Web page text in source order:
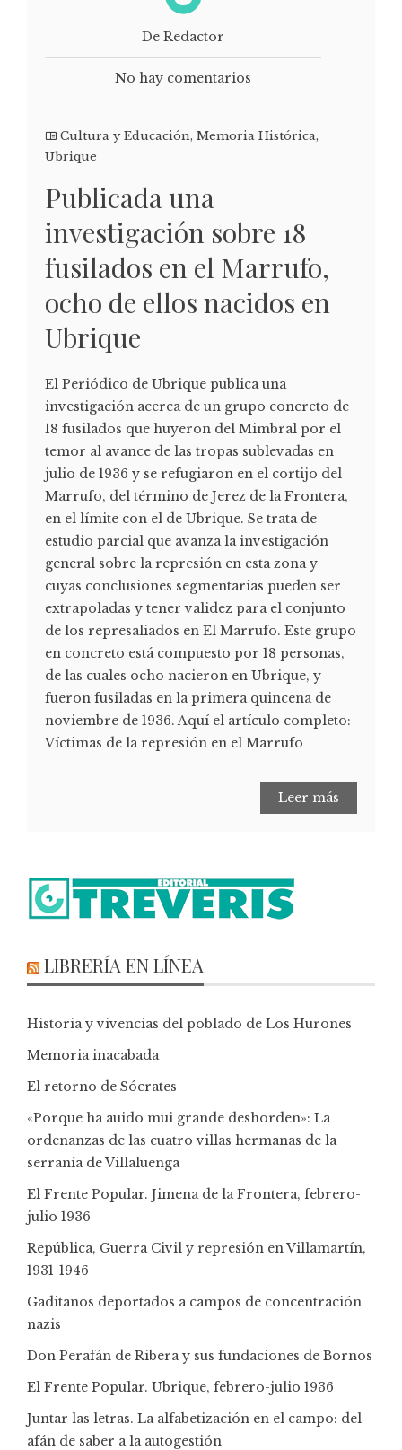
De Redactor
No hay comentarios
Cultura y Educación, Memoria Histórica,
Ubrique
Publicada una
investigación sobre 18
fusilados en el Marrufo,
ocho de ellos nacidos en
Ubrique
El Periódico de Ubrique publica una
investigación acerca de un grupo concreto de
18 fusilados que huyeron del Mimbral por el
temor al avance de las tropas sublevadas en
julio de 1936 y se refugiaron en el cortijo del
Marrufo, del término de Jerez de la Frontera,
en el límite con el de Ubrique. Se trata de
estudio parcial que avanza la investigación
general sobre la represión en esta zona y
cuyas conclusiones segmentarias pueden ser
extrapoladas y tener validez para el conjunto
de los represaliados en El Marrufo. Este grupo
en concreto está compuesto por 18 personas,
de las cuales ocho nacieron en Ubrique, y
fueron fusiladas en la primera quincena de
noviembre de 1936. Aquí el artículo completo:
Víctimas de la represión en el Marrufo
Leer más
LIBRERÍA EN LÍNEA
Historia y vivencias del poblado de Los Hurones
Memoria inacabada
El retorno de Sócrates
«Porque ha auido mui grande deshorden»: La
ordenanzas de las cuatro villas hermanas de la
serranía de Villaluenga
El Frente Popular. Jimena de la Frontera, febrero-
julio 1936
República, Guerra Civil y represión en Villamartín,
1931-1946
Gaditanos deportados a campos de concentración
nazis
Don Perafán de Ribera y sus fundaciones de Bornos
El Frente Popular. Ubrique, febrero-julio 1936
Juntar las letras. La alfabetización en el campo: del
afán de saber a la autogestión